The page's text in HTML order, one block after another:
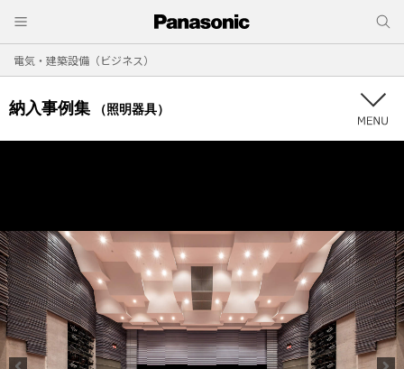
電気・建築設備（ビジネス）
納入事例集 （照明器具）